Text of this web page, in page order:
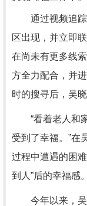
通过视频追踪
区出现，并立即
在尚未有更多线
方全力配合，并
时的搜寻后，吴
“看着老人和家
受到了幸福。”在
过程中遭遇的困
到人”后的幸福感。
今年以来，吴